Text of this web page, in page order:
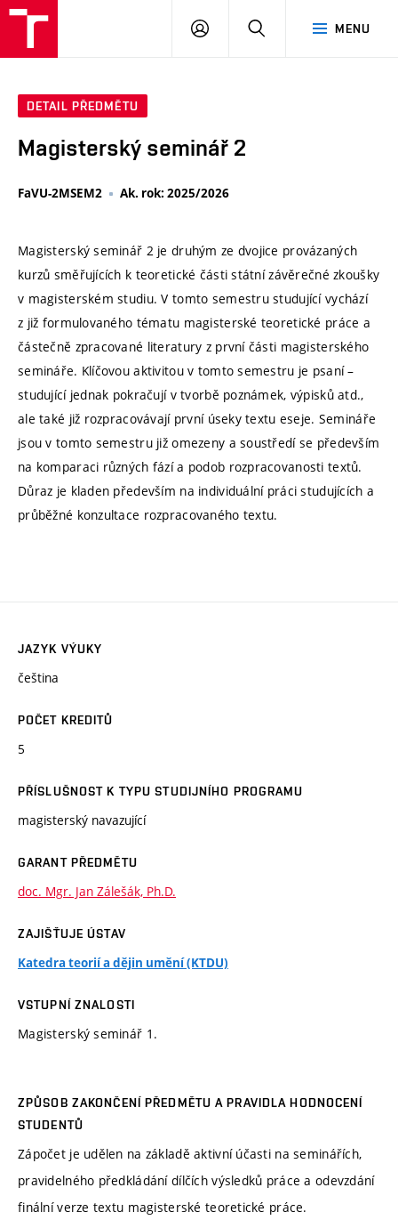
MENU
PŘIHLÁSIT
DETAIL PŘEDMĚTU
Magisterský seminář 2
FaVU-2MSEM2 Ak. rok: 2025/2026
Magisterský seminář 2 je druhým ze dvojice provázaných
kurzů směřujících k teoretické části státní závěrečné zkoušky
v magisterském studiu. V tomto semestru studující vychází
z již formulovaného tématu magisterské teoretické práce a
částečně zpracované literatury z první části magisterského
semináře. Klíčovou aktivitou v tomto semestru je psaní –
studující jednak pokračují v tvorbě poznámek, výpisků atd.,
ale také již rozpracovávají první úseky textu eseje. Semináře
jsou v tomto semestru již omezeny a soustředí se především
na komparaci různých fází a podob rozpracovanosti textů.
Důraz je kladen především na individuální práci studujících a
průběžné konzultace rozpracovaného textu.
JAZYK VÝUKY
čeština
POČET KREDITŮ
5
PŘÍSLUŠNOST K TYPU STUDIJNÍHO PROGRAMU
magisterský navazující
GARANT PŘEDMĚTU
doc. Mgr. Jan Zálešák, Ph.D.
ZAJIŠŤUJE ÚSTAV
Katedra teorií a dějin umění (KTDU)
VSTUPNÍ ZNALOSTI
Magisterský seminář 1.
ZPŮSOB ZAKONČENÍ PŘEDMĚTU A PRAVIDLA HODNOCENÍ
STUDENTŮ
Zápočet je udělen na základě aktivní účasti na seminářích,
pravidelného předkládání dílčích výsledků práce a odevzdání
finální verze textu magisterské teoretické práce.